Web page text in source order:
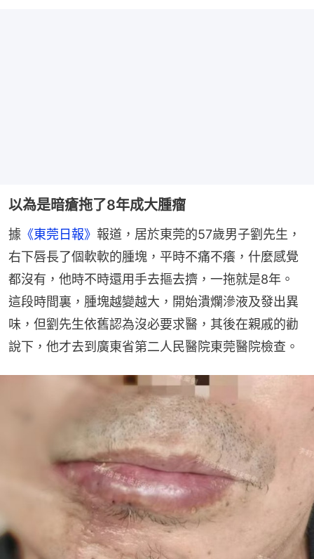
以為是暗瘡拖了8年成大腫瘤
據 《東莞日報》 報道，居於東莞的57歲男子劉先生，
右下唇長了個軟軟的腫塊，平時不痛不癢，什麼感覺
都沒有，他時不時還用手去摳去擠，一拖就是8年。
這段時間裏，腫塊越變越大，開始潰爛滲液及發出異
味，但劉先生依舊認為沒必要求醫，其後在親戚的勸
說下，他才去到廣東省第二人民醫院東莞醫院檢查。